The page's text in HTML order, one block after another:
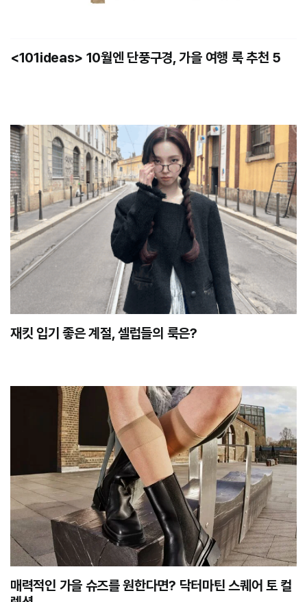
<101ideas> 10월엔 단풍구경, 가을 여행 룩 추천 5
재킷 입기 좋은 계절, 셀럽들의 룩은?
매력적인 가을 슈즈를 원한다면? 닥터마틴 스퀘어 토 컬